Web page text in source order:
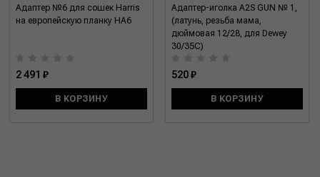
Адаптер №6 для сошек Harris
на европейскую планку HA6
2 491 ₽
В КОРЗИНУ
Адаптер-иголка A2S GUN № 1,
(латунь, резьба мама,
дюймовая 12/28, для Dewey
30/35C)
520 ₽
В КОРЗИНУ